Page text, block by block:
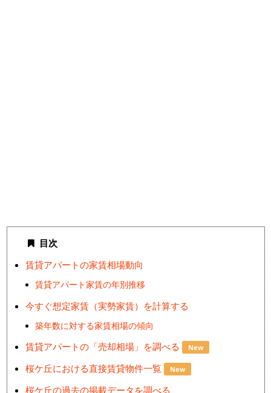
目次
賃貸アパートの家賃相場動向
賃貸アパート家賃の年別推移
今すぐ想定家賃（実勢家賃）を計算する
築年数に対する家賃相場の傾向
賃貸アパートの「売却相場」を調べる New
桜ケ丘における直接賃貸物件一覧 New
桜ケ丘の過去の掲載データを調べる